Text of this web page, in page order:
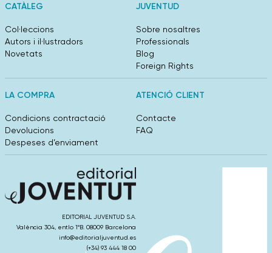
CATÀLEG
Col·leccions
Autors i il·lustradors
Novetats
JUVENTUD
Sobre nosaltres
Professionals
Blog
Foreign Rights
LA COMPRA
Condicions contractació
Devolucions
Despeses d’enviament
ATENCIÓ CLIENT
Contacte
FAQ
EDITORIAL JUVENTUD S.A.
València 304, entlo 1ºB. 08009 Barcelona
info@editorialjuventud.es
(+34) 93 444 18 00